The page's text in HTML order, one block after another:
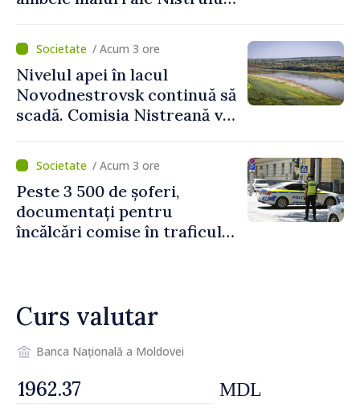
viceprim-ministrului cu
reprezentanta rezidentă a
PNUD în Republica Moldova,
Daniela Gasparikova
/ Acum 3 ore
Nivelul apei în lacul
Novodnestrovsk continuă să
scadă. Comisia Nistreană va
/ Acum 3 ore
Peste 3 500 de șoferi,
documentați pentru
încălcări comise în traficul
Curs valutar
Banca Națională a Moldovei
MDL